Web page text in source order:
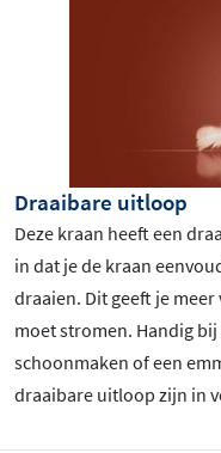
Draaibare uitloop
Deze kraan heeft een
in dat je de kraan
draaien. Dit geeft je
moet stromen. Handig
schoonmaken of een
draaibare uitloop zijn in